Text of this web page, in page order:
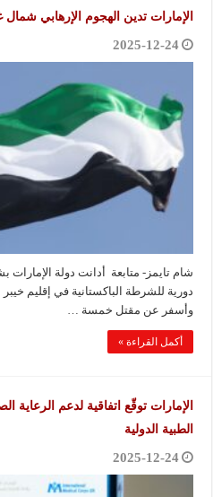
الإمارات تدين الهجوم الإرهابي
2025-12-24
شام تايمز- متابعة أدانت دولة
دورية للشرطة الباكستانية في إقليم
وأسفر عن مقتل خمسة …
أكمل القراءة »
الإمارات توقّع اتفاقية لدعم الرعاية
الطبية الدولية
2025-12-24